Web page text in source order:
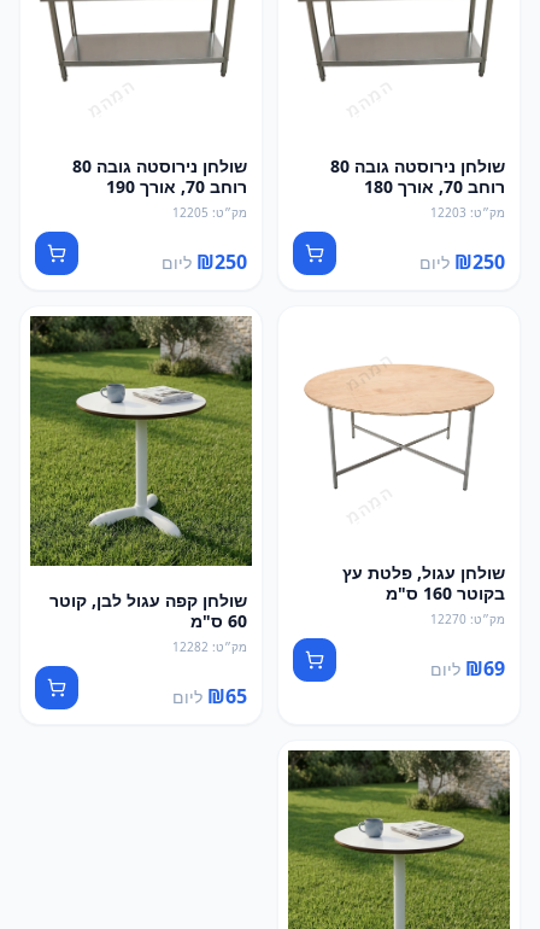
שולחן נירוסטה גובה 80
רוחב 70, אורך 180
מק״ט:
12203
₪250 ליום
שולחן נירוסטה גובה 80
רוחב 70, אורך 190
מק״ט:
12205
₪250 ליום
שולחן עגול, פלטת עץ
בקוטר 160 ס"מ
מק״ט:
12270
₪69 ליום
שולחן קפה עגול לבן, קוטר
60 ס"מ
מק״ט:
12282
₪65 ליום